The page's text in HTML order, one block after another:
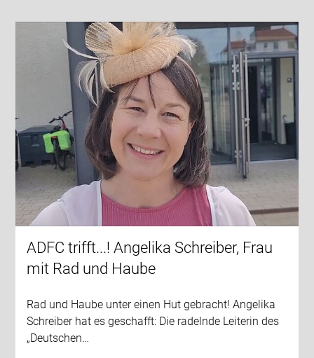
ADFC trifft...! Angelika Schreiber, Frau
mit Rad und Haube
Rad und Haube unter einen Hut gebracht! Angelika
Schreiber hat es geschafft: Die radelnde Leiterin des
„Deutschen…